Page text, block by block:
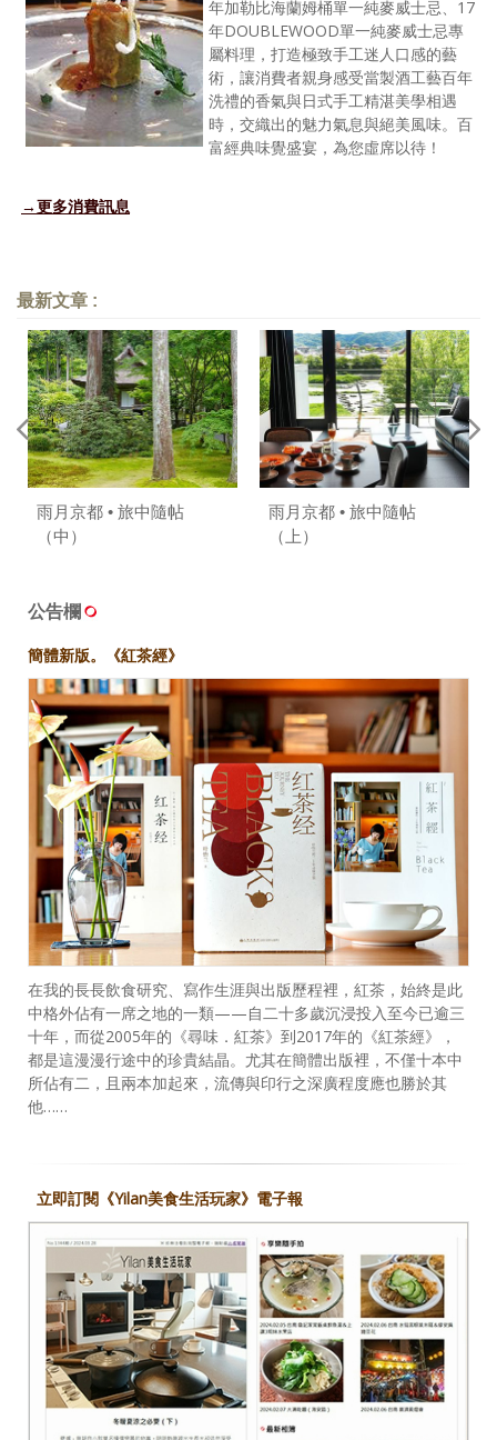
年加勒比海蘭姆桶單一純麥威士忌、17
年DOUBLEWOOD單一純麥威士忌專
屬料理，打造極致手工迷人口感的藝
術，讓消費者親身感受當製酒工藝百年
洗禮的香氣與日式手工精湛美學相遇
時，交織出的魅力氣息與絕美風味。百
富經典味覺盛宴，為您虛席以待！
→更多消費訊息
最新文章 :
雨月京都 • 旅中隨帖
（中）
雨月京都 • 旅中隨帖
（上）
公告欄
簡體新版。《紅茶經》
在我的長長飲食研究、寫作生涯與出版歷程裡，紅茶，始終是此
中格外佔有一席之地的一類——自二十多歲沉浸投入至今已逾三
十年，而從2005年的《尋味．紅茶》到2017年的《紅茶經》，
都是這漫漫行途中的珍貴結晶。尤其在簡體出版裡，不僅十本中
所佔有二，且兩本加起來，流傳與印行之深廣程度應也勝於其
他……
立即訂閱《Yilan美食生活玩家》電子報